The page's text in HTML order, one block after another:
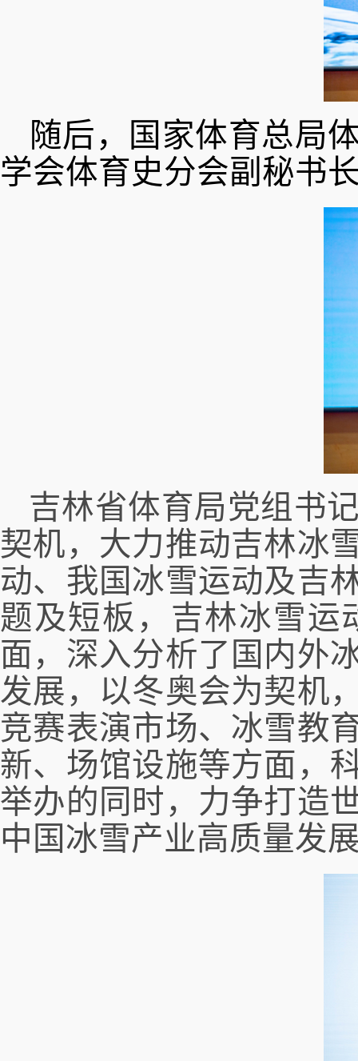
随后，国家体育总局
学会体育史分会副秘书
吉林省体育局党组书
契机，大力推动吉林冰
动、我国冰雪运动及吉
题及短板，吉林冰雪运
面，深入分析了国内外
发展，以冬奥会为契机
竞赛表演市场、冰雪教
新、场馆设施等方面，
举办的同时，力争打造
中国冰雪产业高质量发